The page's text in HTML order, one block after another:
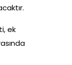
ek